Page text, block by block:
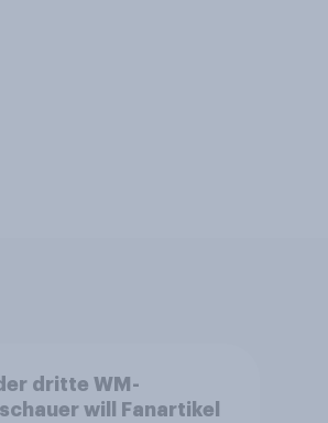
dritte WM-
will Fanartikel